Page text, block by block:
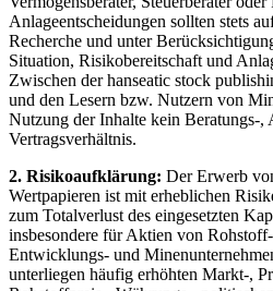
Anlageentscheidungen sollten stets
Recherche und unter
Situation, Risikobereitschaft und
Zwischen der hanseatic stock
und den Lesern bzw. Nutzern von
Nutzung der Inhalte kein Beratungs-,
Vertragsverhältnis.
2. Risikoaufklärung: Der Erwerb
Wertpapieren ist mit erheblichen
zum Totalverlust des eingesetzten
insbesondere für Aktien von
Entwicklungs- und
unterliegen häufig erhöhten Markt-,